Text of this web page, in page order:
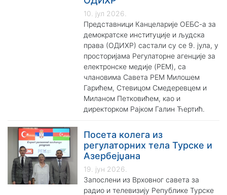
10. јул 2026.
Представници Канцеларије ОЕБС-а за
демократске институције и људска
права (ОДИХР) састали су се 9. јула, у
просторијама Регулаторне агенције за
електронске медије (PEM), са
члановима Савета РЕМ Милошем
Гарићем, Стевицом Смедеревцем и
Миланом Петковићем, као и
директорком Рајком Галин Ћертић.
Посета колега из
регулаторних тела Турске и
Азербејџана
19. јун 2026.
Запослени из Врховног савета за
радио и телевизију Републике Турске